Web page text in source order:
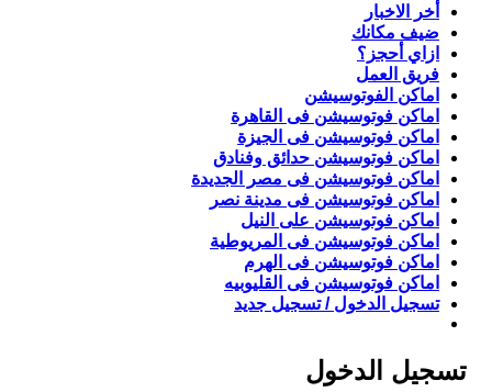
أخر الاخبار
ضيف مكانك
ازاي أحجز؟
فريق العمل
اماكن الفوتوسيشن
اماكن فوتوسيشن فى القاهرة
اماكن فوتوسيشن فى الجيزة
اماكن فوتوسيشن حدائق وفنادق
اماكن فوتوسيشن فى مصر الجديدة
اماكن فوتوسيشن فى مدينة نصر
اماكن فوتوسيشن على النيل
اماكن فوتوسيشن فى المريوطية
اماكن فوتوسيشن فى الهرم
اماكن فوتوسيشن فى القليوبيه
تسجيل الدخول / تسجيل جديد
تسجيل الدخول